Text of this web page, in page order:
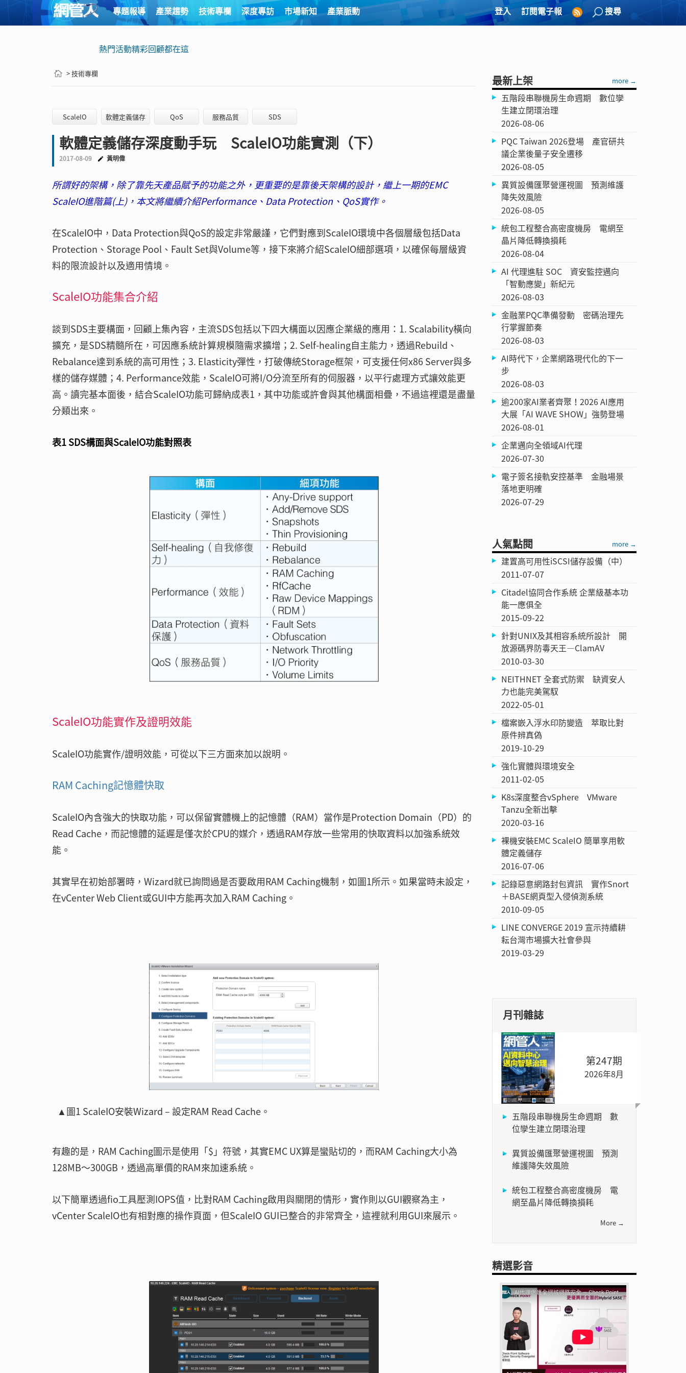
專題報導 產業趨勢 技術專欄 深度專訪 市場新知 產業脈動 登入 訂閱電子報 搜尋
熱門活動精彩回顧都在這
> 技術專欄
ScaleIO 軟體定義儲存 QoS 服務品質 SDS
軟體定義儲存深度動手玩 ScaleIO功能實測（下）
2017-08-09 黃明偉
所謂好的架構，除了靠先天產品賦予的功能之外，更重要的是靠後天架構的設計，繼上一期的EMC
ScaleIO進階篇(上)，本文將繼續介紹Performance、Data Protection、QoS實作。
在ScaleIO中，Data Protection與QoS的設定非常嚴謹，它們對應到ScaleIO環境中各個層級包括Data
Protection、Storage Pool、Fault Set與Volume等，接下來將介紹ScaleIO細部選項，以確保每層級資
料的限流設計以及適用情境。
ScaleIO功能集合介紹
談到SDS主要構面，回顧上集內容，主流SDS包括以下四大構面以因應企業級的應用：1. Scalability橫向
擴充，是SDS精髓所在，可因應系統計算規模隨需求擴增；2. Self-healing自主能力，透過Rebuild、
Rebalance達到系統的高可用性；3. Elasticity彈性，打破傳統Storage框架，可支援任何x86 Server與多
樣的儲存媒體；4. Performance效能，ScaleIO可將I/O分流至所有的伺服器，以平行處理方式讓效能更
高。讀完基本面後，結合ScaleIO功能可歸納成表1，其中功能或許會與其他構面相疊，不過這裡還是盡量
分類出來。
表1 SDS構面與ScaleIO功能對照表
ScaleIO功能實作及證明效能
ScaleIO功能實作/證明效能，可從以下三方面來加以說明。
RAM Caching記憶體快取
ScaleIO內含強大的快取功能，可以保留實體機上的記憶體（RAM）當作是Protection Domain（PD）的
Read Cache，而記憶體的延遲是僅次於CPU的媒介，透過RAM存放一些常用的快取資料以加強系統效
能。
其實早在初始部署時，Wizard就已詢問過是否要啟用RAM Caching機制，如圖1所示。如果當時未設定，
在vCenter Web Client或GUI中方能再次加入RAM Caching。
▲圖1 ScaleIO安裝Wizard – 設定RAM Read Cache。
有趣的是，RAM Caching圖示是使用「$」符號，其實EMC UX算是蠻貼切的，而RAM Caching大小為
128MB～300GB，透過高單價的RAM來加速系統。
以下簡單透過fio工具壓測IOPS值，比對RAM Caching啟用與關閉的情形，實作則以GUI觀察為主，
vCenter ScaleIO也有相對應的操作頁面，但ScaleIO GUI已整合的非常齊全，這裡就利用GUI來展示。
最新上架 more →
五階段串聯機房生命週期 數位孿
生建立閉環治理
2026-08-06
PQC Taiwan 2026登場 產官研共
議企業後量子安全遷移
2026-08-05
異質設備匯聚營運視圖 預測維護
降失效風險
2026-08-05
統包工程整合高密度機房 電網至
晶片降低轉換損耗
2026-08-04
AI 代理進駐 SOC 資安監控邁向
「智動應變」新紀元
2026-08-03
金融業PQC準備發動 密碼治理先
行掌握節奏
2026-08-03
AI時代下，企業網路現代化的下一
步
2026-08-03
逾200家AI業者齊聚！2026 AI應用
大展「AI WAVE SHOW」強勢登場
2026-08-01
企業邁向全領域AI代理
2026-07-30
電子簽名接軌安控基準 金融場景
落地更明確
2026-07-29
人氣點閱 more →
建置高可用性iSCSI儲存設備（中）
2011-07-07
Citadel協同合作系統 企業級基本功
能一應俱全
2015-09-22
針對UNIX及其相容系統所設計 開
放源碼界防毒天王—ClamAV
2010-03-30
NEITHNET 全套式防禦 缺資安人
力也能完美駕馭
2022-05-01
檔案嵌入浮水印防變造 萃取比對
原件辨真偽
2019-10-29
強化實體與環境安全
2011-02-05
K8s深度整合vSphere VMware
Tanzu全新出擊
2020-03-16
裸機安裝EMC ScaleIO 簡單享用軟
體定義儲存
2016-07-06
記錄惡意網路封包資訊 實作Snort
＋BASE網頁型入侵偵測系統
2010-09-05
LINE CONVERGE 2019 宣示持續耕
耘台灣市場擴大社會參與
2019-03-29
月刊雜誌
第247期
2026年8月
五階段串聯機房生命週期 數
位孿生建立閉環治理
異質設備匯聚營運視圖 預測
維護降失效風險
統包工程整合高密度機房 電
網至晶片降低轉換損耗
More →
精選影音